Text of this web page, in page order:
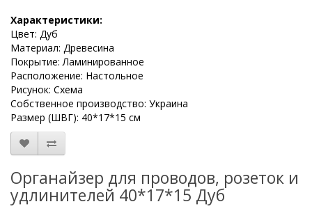
Характеристики:
Цвет: Дуб
Материал: Древесина
Покрытие: Ламинированное
Расположение: Настольное
Рисунок: Схема
Собственное производство: Украина
Размер (ШВГ): 40*17*15 см
Органайзер для проводов, розеток и
удлинителей 40*17*15 Дуб